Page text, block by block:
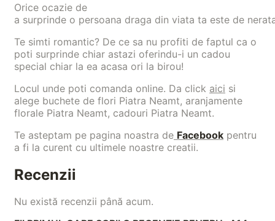
Orice ocazie de
a surprinde o persoana draga din viata ta este de
Te simti romantic? De ce sa nu profiti de faptul ca o
poti surprinde chiar astazi oferindu-i un cadou
special chiar la ea acasa ori la birou!
Locul unde poti comanda online. Da click aici si
alege buchete de flori Piatra Neamt, aranjamente
florale Piatra Neamt, cadouri Piatra Neamt.
Te asteptam pe pagina noastra de Facebook pentru
a fi la curent cu ultimele noastre creatii.
Recenzii
Nu există recenzii până acum.